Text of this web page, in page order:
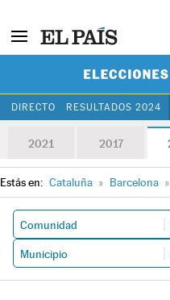
DIRECTO RESULTADOS 2024
2021 2017
Estás en: Cataluña » Barcelona »